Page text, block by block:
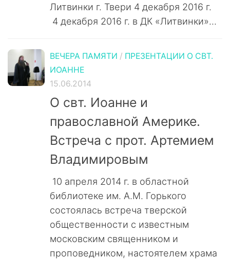
Литвинки г. Твери 4 декабря 2016 г.
4 декабря 2016 г. в ДК «Литвинки»...
ВЕЧЕРА ПАМЯТИ / ПРЕЗЕНТАЦИИ О СВТ.
ИОАННЕ
15.06.2014
О свт. Иоанне и
православной Америке.
Встреча с прот. Артемием
Владимировым
10 апреля 2014 г. в областной
библиотеке им. А.М. Горького
состоялась встреча тверской
общественности с известным
московским священником и
проповедником, настоятелем храма